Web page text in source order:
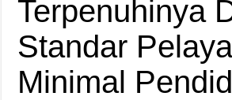
Terpenuhinya
Standar
Minimal